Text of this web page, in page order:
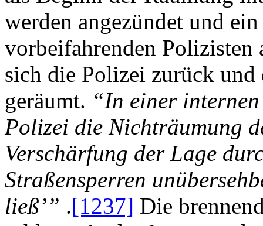
werden angezündet und
vorbeifahrenden
sich die Polizei zurück
geräumt. “In einer
Polizei die Nichträumung
Verschärfung der Lage
Straßensperren
ließ’” .[1237] Die